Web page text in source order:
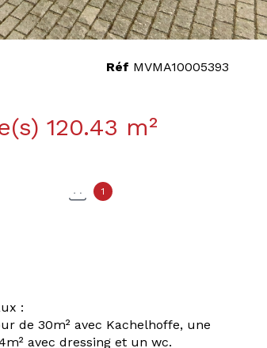
Maison 4 pièce(s) 3 chambre(s) 120.43 m²
1
Réf MVMA10005393
:
de 30m² avec Kachelhoffe, une
avec dressing et un wc.